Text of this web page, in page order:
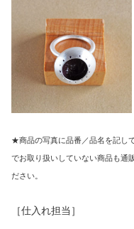
★商品の写真に品番／品名を記し
でお取り扱いしていない商品も通
ださい。
［仕入れ担当］